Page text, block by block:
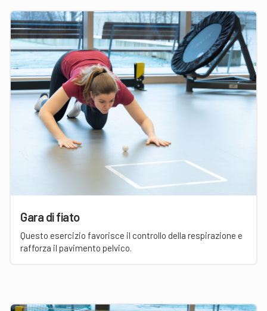
Gara di fiato
Questo esercizio favorisce il controllo della respirazione e
rafforza il pavimento pelvico.